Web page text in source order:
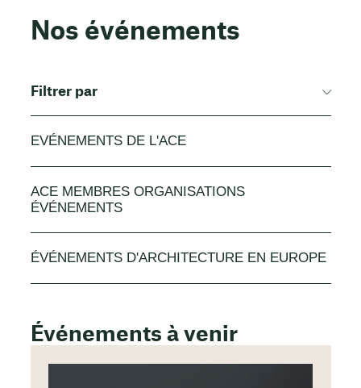
Nos événements
Filtrer par
EVÉNEMENTS DE L'ACE
ACE MEMBRES ORGANISATIONS
ÉVÉNEMENTS
ÉVÉNEMENTS D'ARCHITECTURE EN EUROPE
Événements à venir